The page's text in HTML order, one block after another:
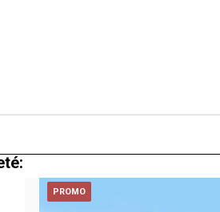
PROMO